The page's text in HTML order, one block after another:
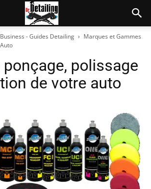
- Guides Detailing
Marques et Gammes
ponçage, polissage
de votre auto